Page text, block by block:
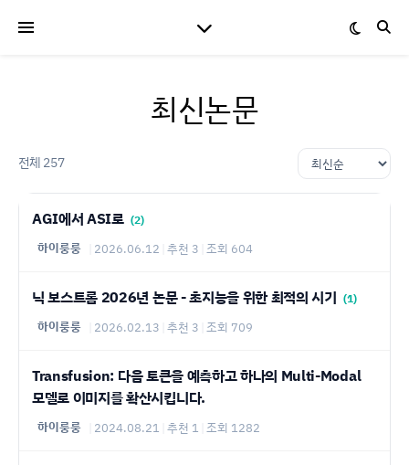
최신논문
전체 257
AGI에서 ASI로 (2)
하이룽룽 2026.06.12 추천 3 조회 604
닉 보스트롬 2026년 논문 - 초지능을 위한 최적의 시기 (1)
하이룽룽 2026.02.13 추천 3 조회 709
Transfusion: 다음 토큰을 예측하고 하나의 Multi-Modal
모델로 이미지를 확산시킵니다.
하이룽룽 2024.08.21 추천 1 조회 1282